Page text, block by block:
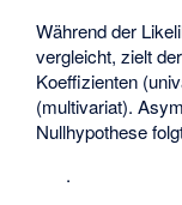
Während der
vergleicht, zielt
Koeffizienten
(multivariat).
Nullhypothese
.